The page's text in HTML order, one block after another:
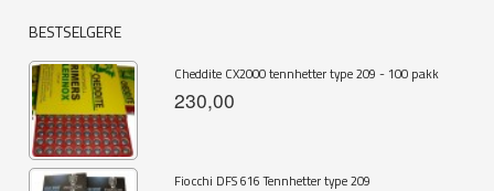
BESTSELGERE
Cheddite CX2000 tennhetter type 209 - 100 pakk
230,00
Fiocchi DFS 616 Tennhetter type 209